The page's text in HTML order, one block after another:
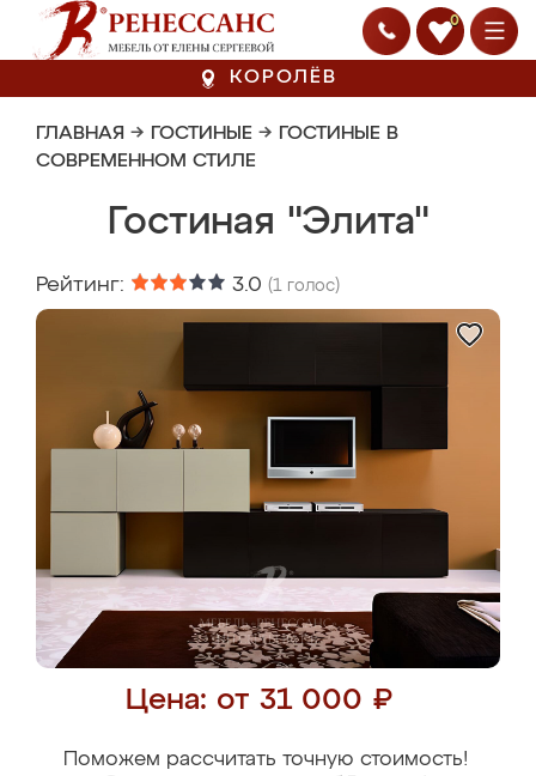
0
КОРОЛЁВ
ГЛАВНАЯ → ГОСТИНЫЕ → ГОСТИНЫЕ В
СОВРЕМЕННОМ СТИЛЕ
Гостиная "Элита"
Рейтинг: 3.0 (1 голос)
Цена: от 31 000 ₽
Поможем рассчитать точную стоимость!